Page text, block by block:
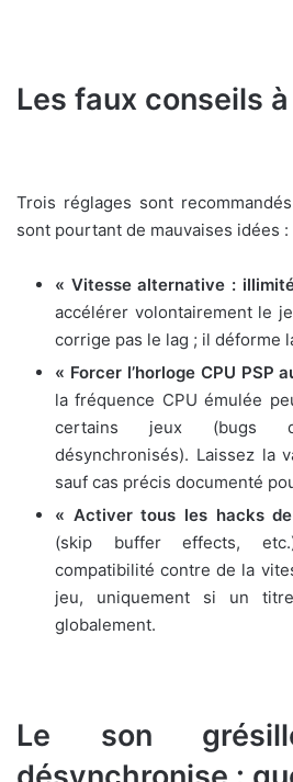
Les faux conseils
Trois réglages sont
sont pourtant de mauvaises idées :
« Vitesse alternative :
accélérer volontairement le
corrige pas le lag ; il déforme
« Forcer l’horloge CPU PSP
la fréquence CPU émulée
certains jeux (bugs
désynchronisés). Laissez la
sauf cas précis documenté
« Activer tous les hacks
(skip buffer effects,
compatibilité contre de la
jeu, uniquement si un
globalement.
Le son